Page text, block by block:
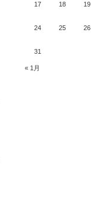
17 18 19
24 25 26
31
« 1月